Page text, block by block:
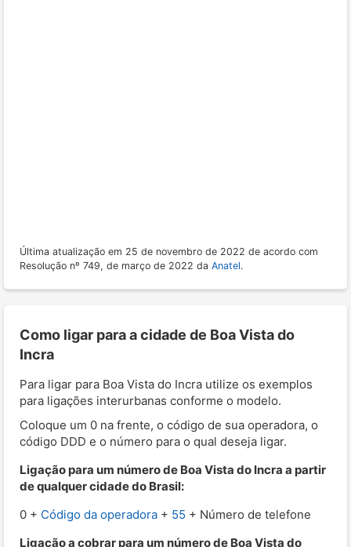
Última atualização em 25 de novembro de 2022 de acordo com
Resolução nº 749, de março de 2022 da Anatel.
Como ligar para a cidade de Boa Vista do
Incra
Para ligar para Boa Vista do Incra utilize os exemplos
para ligações interurbanas conforme o modelo.
Coloque um 0 na frente, o código de sua operadora, o
código DDD e o número para o qual deseja ligar.
Ligação para um número de Boa Vista do Incra a partir
de qualquer cidade do Brasil:
0 + Código da operadora + 55 + Número de telefone
Ligação a cobrar para um número de Boa Vista do